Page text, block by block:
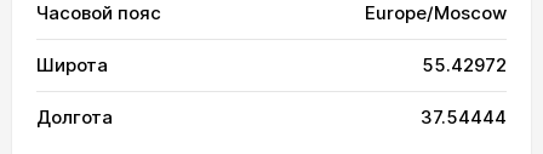
Часовой пояс Europe/Moscow
Широта 55.42972
Долгота 37.54444